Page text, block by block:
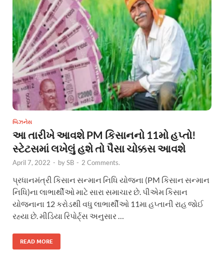
બિઝનેસ
આ તારીખે આવશે PM કિસાનનો 11મો હપ્તો!
સ્ટેટસમાં લખેલું હશે તો પૈસા ચોક્કસ આવશે
April 7, 2022 - bySB - 2 Comments.
પ્રધાનમંત્રી કિસાન સન્માન નિધિ યોજના (PM કિસાન સન્માન
નિધિ)ના લાભાર્થીઓ માટે સારા સમાચાર છે. પીએમ કિસાન
યોજનાના 12 કરોડથી વધુ લાભાર્થીઓ 11મા હપ્તાની રાહ જોઈ
રહ્યા છે. મીડિયા રિપોર્ટ્સ અનુસાર …
READ MORE